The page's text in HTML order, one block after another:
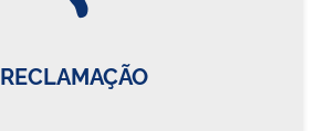
RECLAMAÇÃO